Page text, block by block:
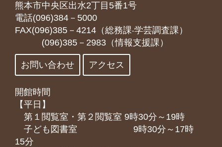
熊本市中央区出水2丁目5番1号
電話(096)384－5000
FAX(096)385－4214（総務課‧学芸調査課）
(096)385－2983（情報支援課）
お問い合わせ アクセス
開館時間
【平日】
第１閲覧室・第２閲覧室 9時30分～19時
子ども図書室 9時30分～17時
15分